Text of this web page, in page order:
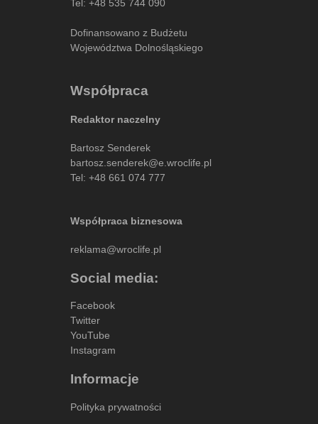
Tel: +48 535 744 090
Dofinansowano z Budżetu
Województwa Dolnośląskiego
Współpraca
Redaktor naczelny
Bartosz Senderek
bartosz.senderek@e.wroclife.pl
Tel: +48 661 074 777
Współpraca biznesowa
reklama@wroclife.pl
Social media:
Facebook
Twitter
YouTube
Instagram
Informacje
Polityka prywatności